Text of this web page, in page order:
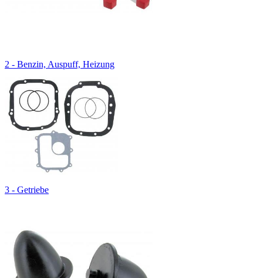
2 - Benzin, Auspuff, Heizung
3 - Getriebe